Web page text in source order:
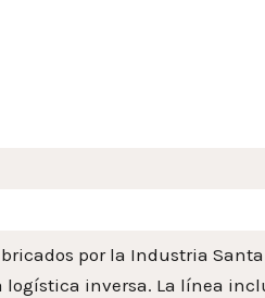
por la Industria
inversa. La línea